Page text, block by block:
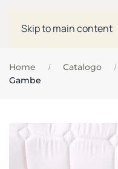
Skip to main content
Home Catalogo
Gambe